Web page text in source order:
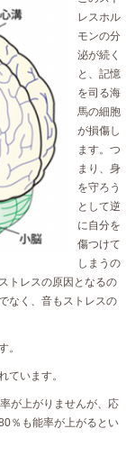
レスホル
モンの分
泌が続く
と、記憶
を司る海
馬の細胞
が損傷し
ます。つ
まり、身
を守ろう
として逆
に自分を
傷つけて
しまうの
トレスの原因となるの
なく、音もストレスの
。
ています。
が上がりませんが、応
％も能率が上がるとい